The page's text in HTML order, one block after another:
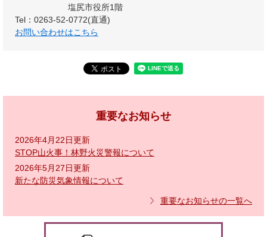
塩尻市役所1階
Tel：0263-52-0772(直通)
お問い合わせはこちら
重要なお知らせ
2026年4月22日更新
STOP山火事！林野火災警報について
2026年5月27日更新
新たな防災気象情報について
重要なお知らせの一覧へ